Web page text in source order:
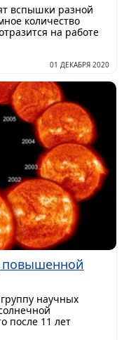
вспышки разной
количество
на работе
01 ДЕКАБРЯ 2020
повышенной
научных
после 11 лет